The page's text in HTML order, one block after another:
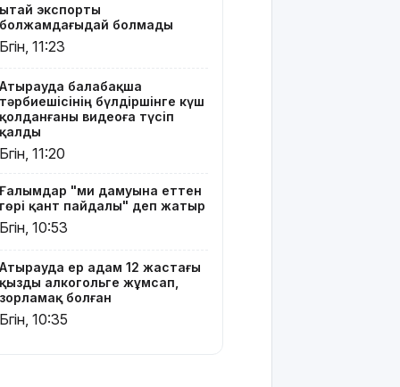
жойқын
тайфун:
жүздеген
тоқтатылды
Испанияның
Сеута
қаласына
әрекеттенген
100-ге
жуық
қаза тапты
14
қыркүйектен
Қытай экспорты
болжамдағыдай болмады
Бүгін, 11:23
Атырауда балабақша
тәрбиешісінің бүлдіршінге күш
қолданғаны видеоға түсіп
қалды
Бүгін, 11:20
Ғалымдар "ми дамуына еттен
гөрі қант пайдалы" деп жатыр
Бүгін, 10:53
Атырауда ер адам 12 жастағы
қызды алкогольге жұмсап,
зорламақ болған
Бүгін, 10:35